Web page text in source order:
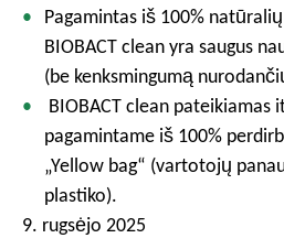
Pagamintas iš 100%
BIOBACT clean yra saugus
(be kenksmingumą
BIOBACT clean
pagamintame iš 100%
„Yellow bag“ (vartotojų
plastiko).
9. rugsėjo 2025